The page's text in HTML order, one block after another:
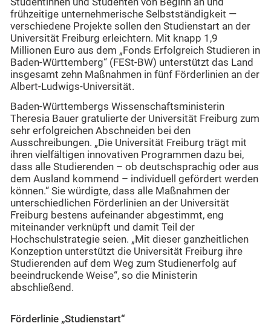
Studentinnen und Studenten von Beginn an und
frühzeitige unternehmerische Selbstständigkeit —
verschiedene Projekte sollen den Studienstart an der
Universität Freiburg erleichtern. Mit knapp 1,9
Millionen Euro aus dem „Fonds Erfolgreich Studieren in
Baden-Württemberg“ (FESt-BW) unterstützt das Land
insgesamt zehn Maßnahmen in fünf Förderlinien an der
Albert-Ludwigs-Universität.
Baden-Württembergs Wissenschaftsministerin
Theresia Bauer gratulierte der Universität Freiburg zum
sehr erfolgreichen Abschneiden bei den
Ausschreibungen. „Die Universität Freiburg trägt mit
ihren vielfältigen innovativen Programmen dazu bei,
dass alle Studierenden – ob deutschsprachig oder aus
dem Ausland kommend – individuell gefördert werden
können.“ Sie würdigte, dass alle Maßnahmen der
unterschiedlichen Förderlinien an der Universität
Freiburg bestens aufeinander abgestimmt, eng
miteinander verknüpft und damit Teil der
Hochschulstrategie seien. „Mit dieser ganzheitlichen
Konzeption unterstützt die Universität Freiburg ihre
Studierenden auf dem Weg zum Studienerfolg auf
beeindruckende Weise“, so die Ministerin
abschließend.
Förderlinie „Studienstart“